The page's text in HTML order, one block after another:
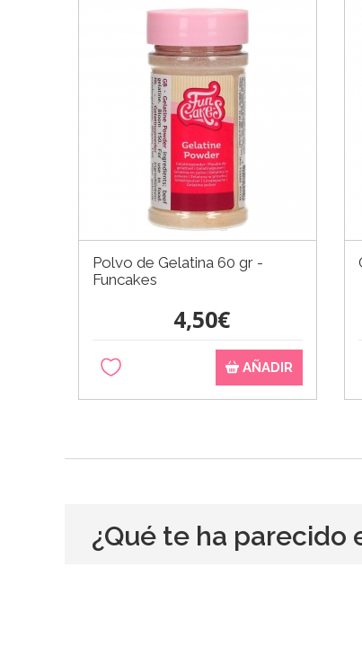
Polvo de Gelatina 60 gr -
Funcakes
4,50€
AÑADIR
¿Qué te ha parecido